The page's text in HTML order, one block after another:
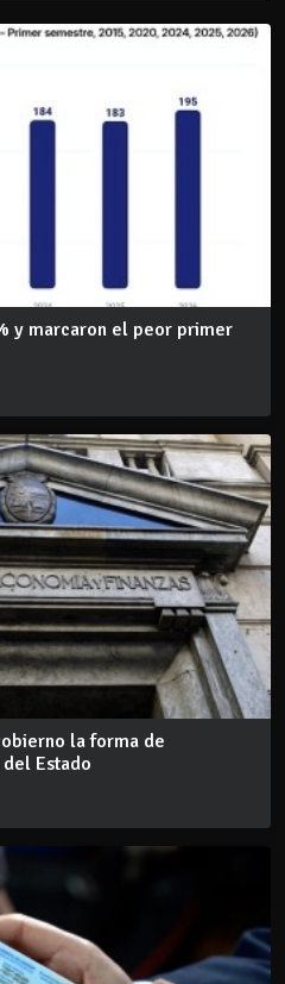
y marcaron el peor primer
la forma de
Estado